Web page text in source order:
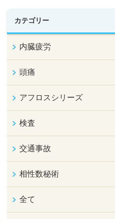
カテゴリー
内臓疲労
頭痛
アフロスシリーズ
検査
交通事故
相性数秘術
全て